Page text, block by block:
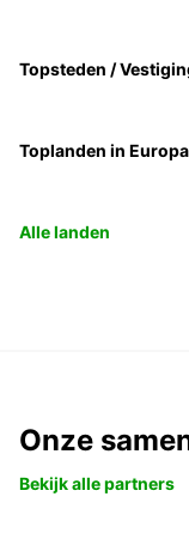
Topsteden /
Toplanden in Europa
Alle landen
Onze
Bekijk alle partners